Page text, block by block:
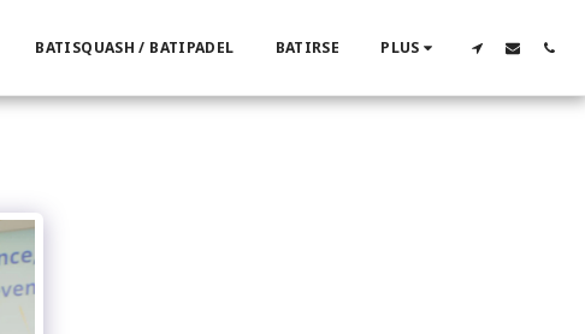
BATISQUASH / BATIPADEL BATIRSE PLUS